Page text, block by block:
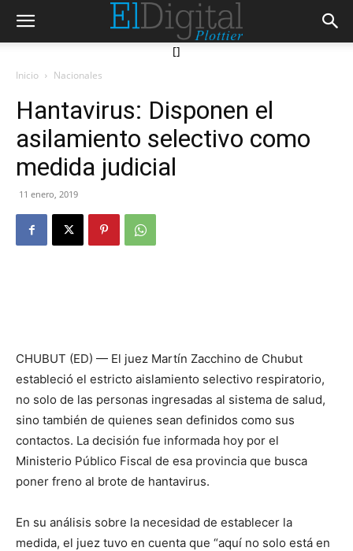
[]
Inicio Nacionales
Hantavirus: Disponen el
asilamiento selectivo como
medida judicial
11 enero, 2019
CHUBUT (ED) — El juez Martín Zacchino de Chubut
estableció el estricto aislamiento selectivo respiratorio,
no solo de las personas ingresadas al sistema de salud,
sino también de quienes sean definidos como sus
contactos. La decisión fue informada hoy por el
Ministerio Público Fiscal de esa provincia que busca
poner freno al brote de hantavirus.
En su análisis sobre la necesidad de establecer la
medida, el juez tuvo en cuenta que “aquí no solo está en